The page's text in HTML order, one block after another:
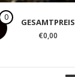
0 GESAMTPREIS
€0,00